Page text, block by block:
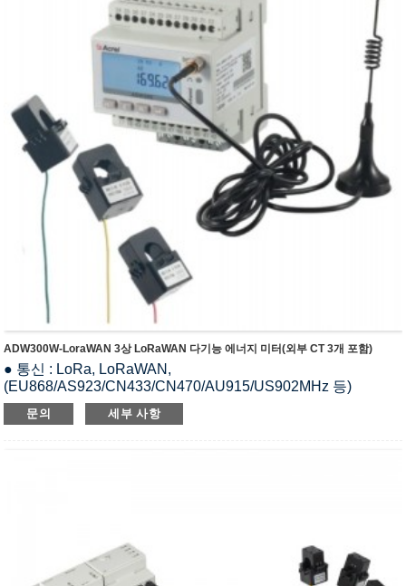
ADW300W-LoraWAN 3상 LoRaWAN 다기능 에너지 미터(외부 CT 3개 포함)
● 통신 : LoRa, LoRaWAN,
(EU868/AS923/CN433/CN470/AU915/US902MHz 등)
● 측정 : 3상 전압, 전류, 전력, 역률 등
● 적용분야 : 빌딩, 공장, 스마트그리드, DB룸 등
문의 세부 사항